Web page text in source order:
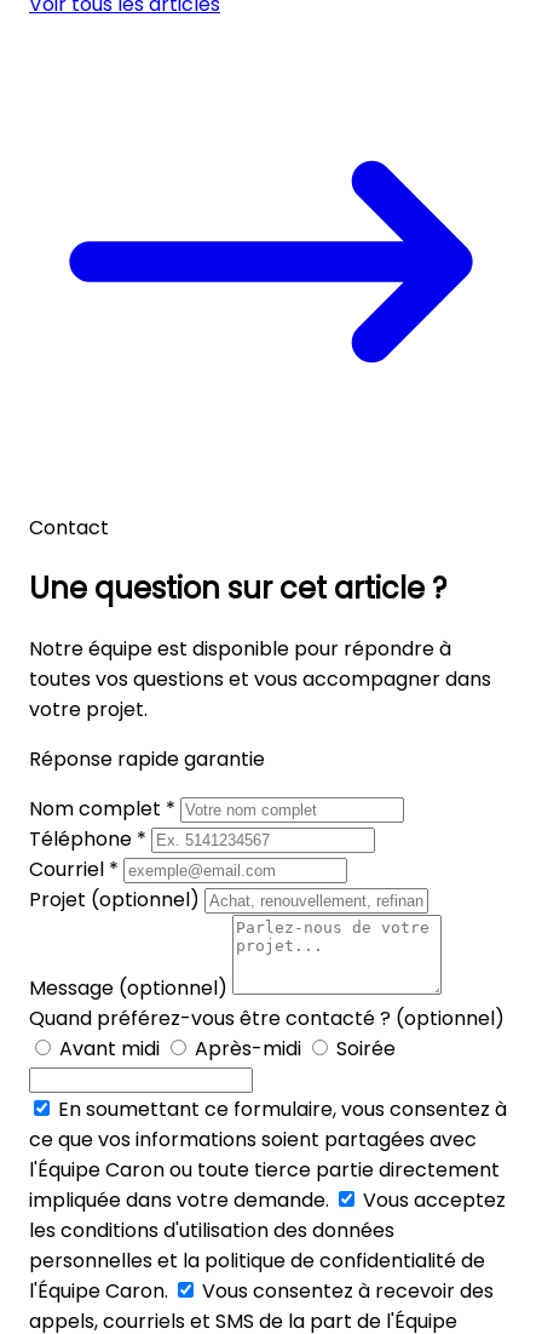
Contact
Une question sur cet article ?
Notre équipe est disponible pour répondre à
toutes vos questions et vous accompagner dans
votre projet.
Réponse rapide garantie
Nom complet *
Téléphone *
Courriel *
Projet (optionnel)
Message (optionnel)
Quand préférez-vous être contacté ? (optionnel)
Avant midi
Après-midi Soirée
En soumettant ce formulaire, vous consentez à
ce que vos informations soient partagées avec
l'Équipe Caron ou toute tierce partie directement
impliquée dans votre demande.
Vous acceptez
les conditions d'utilisation des données
personnelles et la politique de confidentialité de
l'Équipe Caron.
Vous consentez à recevoir des
appels, courriels et SMS de la part de l'Équipe